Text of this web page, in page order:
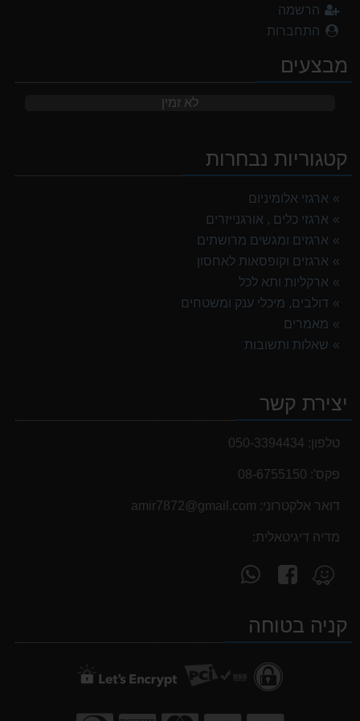
הרשמה
התחברות
מבצעים
לא זמין
קטגוריות נבחרות
ארגזי אלומיניום
ארגזי כלים , אורגנייזרים
ארגזים ומגשים מרושתים
ארגזים וקופסאות לאחסון
ארקליות ותא לכל
דולבים, מיכלי ענק ומשטחים
מאמרים
שאלות ותשובות
יצירת קשר
טלפון: 050-3394434
פקס': 08-6755150
דואר אלקטרוני: ‫amir7872@gmail.com‬
מדיה דיגיטאלית:
מצא
אותנו
Waze
עקוב
אחרינו
facebookקניה בטוחה